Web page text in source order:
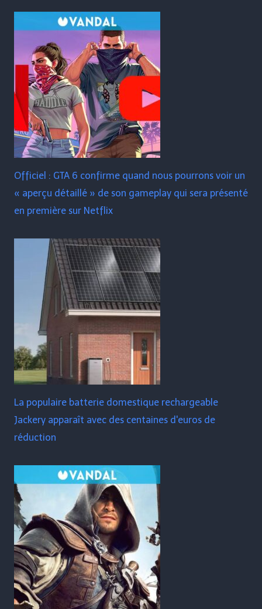
Officiel : GTA 6 confirme quand nous pourrons voir un
« aperçu détaillé » de son gameplay qui sera présenté
en première sur Netflix
La populaire batterie domestique rechargeable
Jackery apparaît avec des centaines d'euros de
réduction